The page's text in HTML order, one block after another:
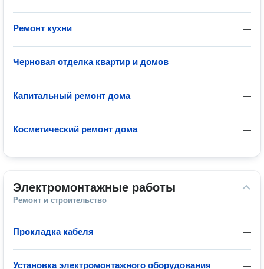
—
Ремонт кухни
—
Черновая отделка квартир и домов
—
Капитальный ремонт дома
—
Косметический ремонт дома
Электромонтажные работы
Ремонт и строительство
—
Прокладка кабеля
—
Установка электромонтажного оборудования